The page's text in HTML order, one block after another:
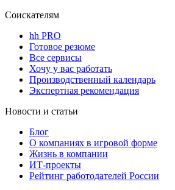
Соискателям
hh PRO
Готовое резюме
Все сервисы
Хочу у вас работать
Производственный календарь
Экспертная рекомендация
Новости и статьи
Блог
О компаниях в игровой форме
Жизнь в компании
ИТ-проекты
Рейтинг работодателей России